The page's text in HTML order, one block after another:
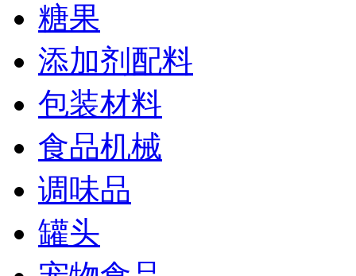
糖果
添加剂配料
包装材料
食品机械
调味品
罐头